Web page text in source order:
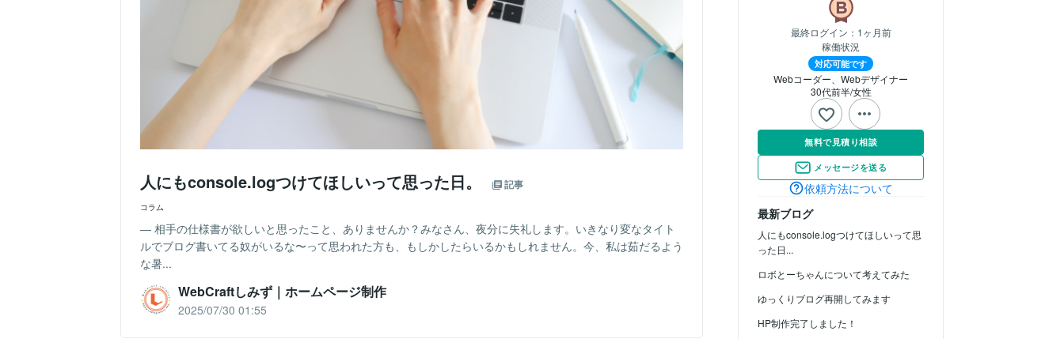
最終ログイン： 1ヶ月前
稼働状況
対応可能です
Webコーダー、Webデザイナー
30代前半女性
無料で見積り相談
メッセージを送る
依頼方法について
最新ブログ
人にもconsole.logつけてほしいって思
った日...
ロボとーちゃんについて考えてみた
ゆっくりブログ再開してみます
HP制作完了しました！
人にもconsole.logつけてほしいって思った日。 記事
コラム
― 相手の仕様書が欲しいと思ったこと、ありませんか？みなさん、夜分に失礼します。いきなり変なタイト
ルでブログ書いてる奴がいるな〜って思われた方も、もしかしたらいるかもしれません。今、私は茹だるよう
な暑...
WebCraftしみず｜ホームページ制作
2025/07/30 01:55